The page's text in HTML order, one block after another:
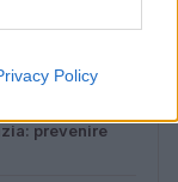
Policy
lavoratrici
prevenire